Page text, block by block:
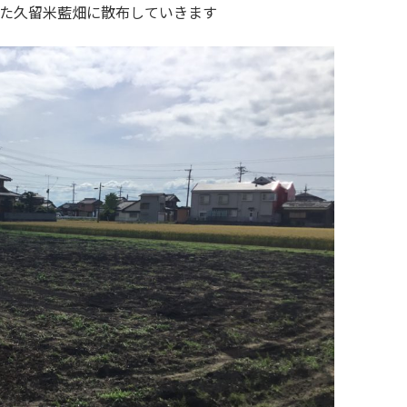
久留米藍畑に散布していきます